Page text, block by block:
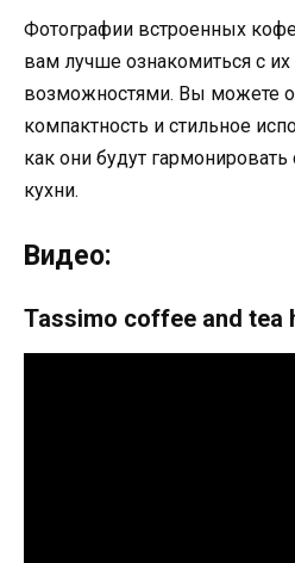
Фотографии встроенных
вам лучше ознакомиться с
возможностями. Вы можете
компактность и стильное
как они будут
кухни.
Видео:
Tassimo coffee and tea